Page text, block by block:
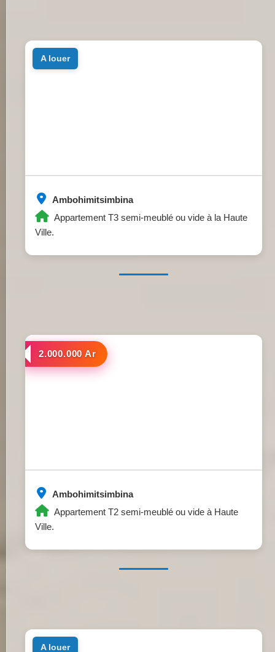
Ambohimitsimbina
Appartement T3 semi-meublé ou vide à la Haute
Ville.
a louer
Ambohimitsimbina
Appartement T2 semi-meublé ou vide à Haute
Ville.
a louer
2.000.000 Ar
a louer